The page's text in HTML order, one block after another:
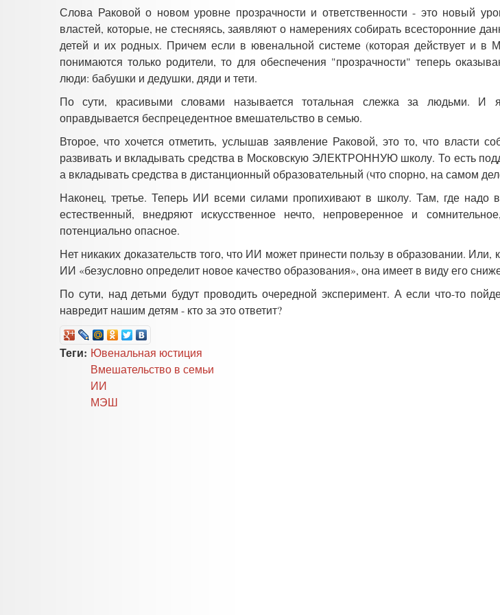
Слова Раковой о новом уровне прозрачности и ответственности - это новый
властей, которые, не стесняясь, заявляют о намерениях собирать всесторонние
детей и их родных. Причем если в ювенальной системе (которая действует и в
понимаются только родители, то для обеспечения "прозрачности" теперь
люди: бабушки и дедушки, дяди и тети.
По сути, красивыми словами называется тотальная слежка за людьми. И
оправдывается беспрецедентное вмешательство в семью.
Второе, что хочется отметить, услышав заявление Раковой, это то, что власти
развивать и вкладывать средства в Московскую ЭЛЕКТРОННУЮ школу. То есть
а вкладывать средства в дистанционный образовательный (что спорно, на самом
Наконец, третье. Теперь ИИ всеми силами пропихивают в школу. Там, где надо
естественный, внедряют искусственное нечто, непроверенное и
потенциально опасное.
Нет никаких доказательств того, что ИИ может принести пользу в образовании. Или,
ИИ «безусловно определит новое качество образования», она имеет в виду его
По сути, над детьми будут проводить очередной эксперимент. А если что-то
навредит нашим детям - кто за это ответит?
Теги: Ювенальная юстиция
Вмешательство в семьи
ИИ
МЭШ